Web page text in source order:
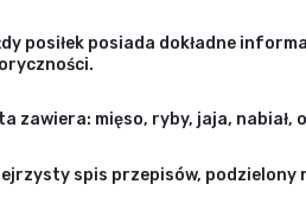
posiłek posiada dokładne
zawiera: mięso, ryby, jaja, nabiał,
spis przepisów, podzielony